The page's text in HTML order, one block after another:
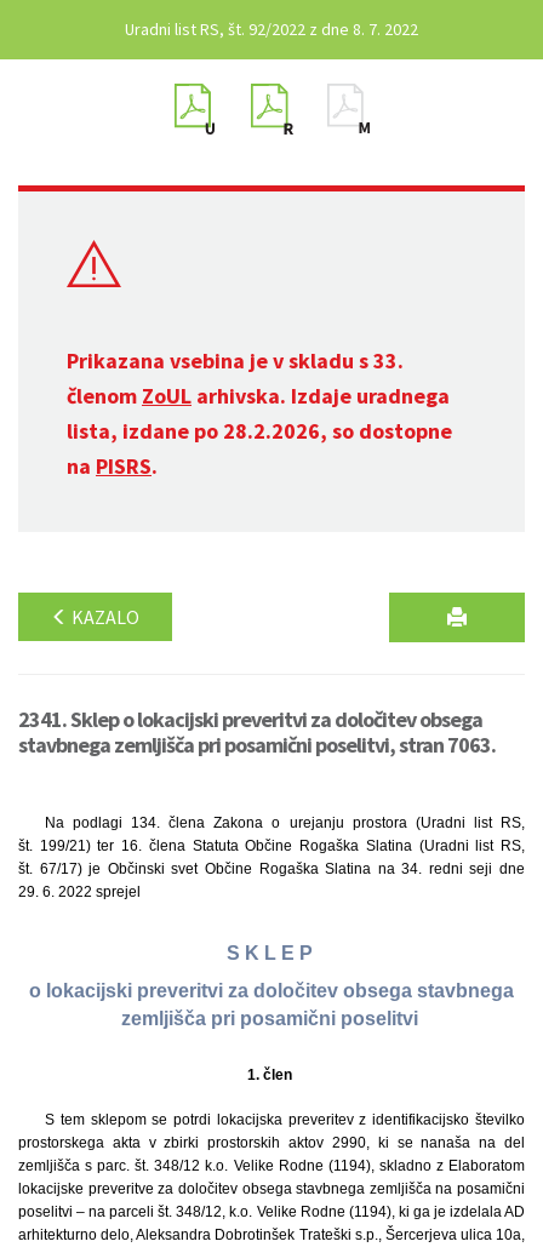
Uradni list RS, št. 92/2022 z dne 8. 7. 2022
Prikazana vsebina je v skladu s 33.
členom ZoUL arhivska. Izdaje uradnega
lista, izdane po 28.2.2026, so dostopne
na PISRS.
KAZALO
2341. Sklep o lokacijski preveritvi za določitev obsega
stavbnega zemljišča pri posamični poselitvi, stran 7063.
Na podlagi 134. člena Zakona o urejanju prostora (Uradni list RS,
št. 199/21) ter 16. člena Statuta Občine Rogaška Slatina (Uradni list RS,
št. 67/17) je Občinski svet Občine Rogaška Slatina na 34. redni seji dne
29. 6. 2022 sprejel
S K L E P
o lokacijski preveritvi za določitev obsega stavbnega
zemljišča pri posamični poselitvi
1. člen
S tem sklepom se potrdi lokacijska preveritev z identifikacijsko številko
prostorskega akta v zbirki prostorskih aktov 2990, ki se nanaša na del
zemljišča s parc. št. 348/12 k.o. Velike Rodne (1194), skladno z Elaboratom
lokacijske preveritve za določitev obsega stavbnega zemljišča na posamični
poselitvi – na parceli št. 348/12, k.o. Velike Rodne (1194), ki ga je izdelala AD
arhitekturno delo, Aleksandra Dobrotinšek Trateški s.p., Šercerjeva ulica 10a,